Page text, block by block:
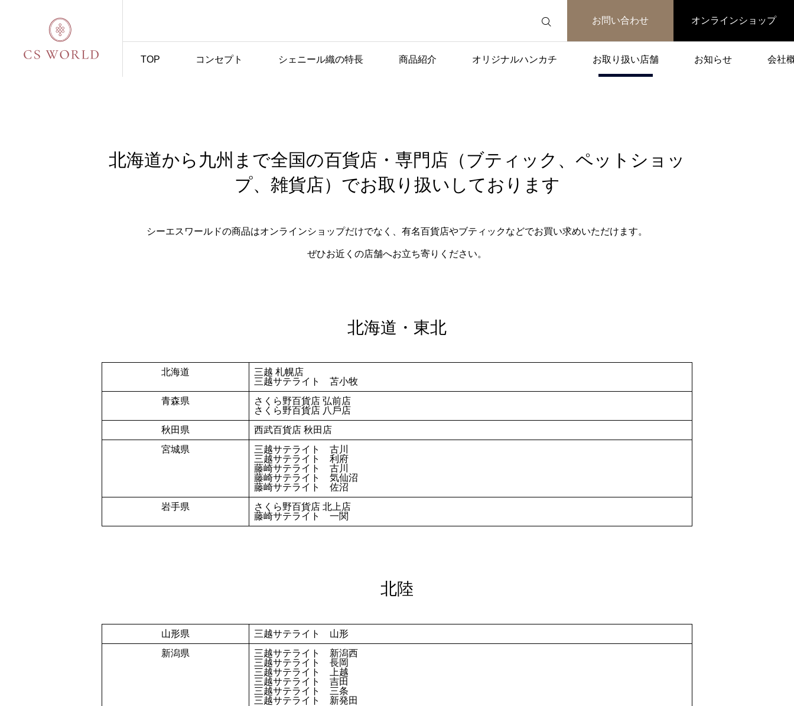
お問い合わせ オンラインショップ
TOP コンセプト シェニール織の特⻑ 商品紹介 オリジナルハンカチ お取り扱い店舗 お知らせ 会社
お取り扱い
北海道から九州まで全国の百貨店・専門店（ブティック、ペットショッ
プ、雑貨店）でお取り扱いしております
シーエスワールドの商品はオンラインショップだけでなく、有名百貨店やブティックなどでお買い求めいただけます。
ぜひお近くの店舗へお⽴ち寄りください。
北海道・東北
北海道
三越 札幌店
三越サテライト 苫小牧
⻘森県
さくら野百貨店 弘前店
さくら野百貨店 ⼋⼾店
秋⽥県
⻄武百貨店 秋⽥店
宮城県
三越サテライト 古川
三越サテライト 利府
藤崎サテライト 古川
藤崎サテライト 気仙沼
藤崎サテライト 佐沼
岩⼿県
さくら野百貨店 北上店
藤崎サテライト 一関
北陸
山形県
三越サテライト 山形
新潟県
三越サテライト 新潟西
三越サテライト 長岡
三越サテライト 上越
三越サテライト 吉田
三越サテライト 三条
三越サテライト 新発田